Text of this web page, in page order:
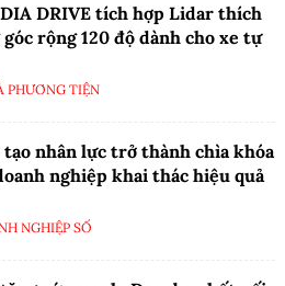
DRIVE tích hợp Lidar thích
rộng 120 độ dành cho xe tự
PHƯƠNG TIỆN
tạo nhân lực trở thành chìa khóa
nghiệp khai thác hiệu quả
NGHIỆP SỐ